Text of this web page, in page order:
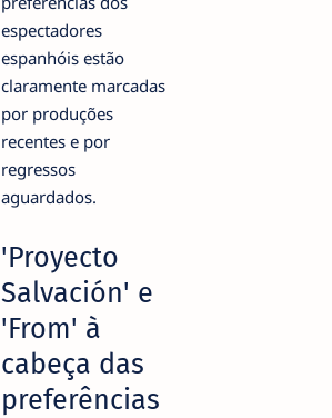
espectadores
espanhóis estão
claramente marcadas
por produções
recentes e por
regressos
aguardados.
'Proyecto
Salvación' e
'From' à
cabeça das
preferências